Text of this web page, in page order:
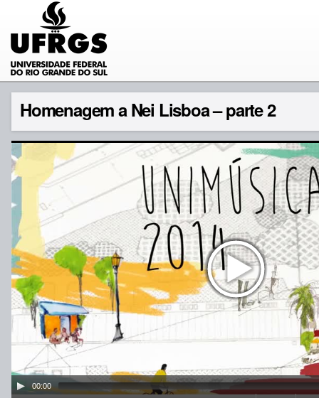
Homenagem a Nei Lisboa – parte 2
00:00